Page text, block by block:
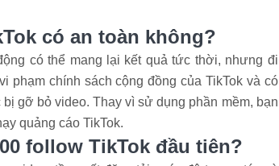
có an toàn không?
có thể mang lại kết quả tức thời, nhưng đi
phạm chính sách cộng đồng của TikTok và có
gỡ bỏ video. Thay vì sử dụng phần mềm, bạn
quảng cáo TikTok.
follow TikTok đầu tiên?